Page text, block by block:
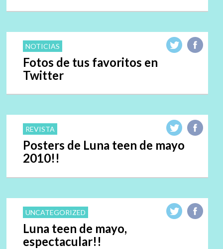
NOTICIAS
Fotos de tus favoritos en
Twitter
REVISTA
Posters de Luna teen de mayo
2010!!
UNCATEGORIZED
Luna teen de mayo,
espectacular!!